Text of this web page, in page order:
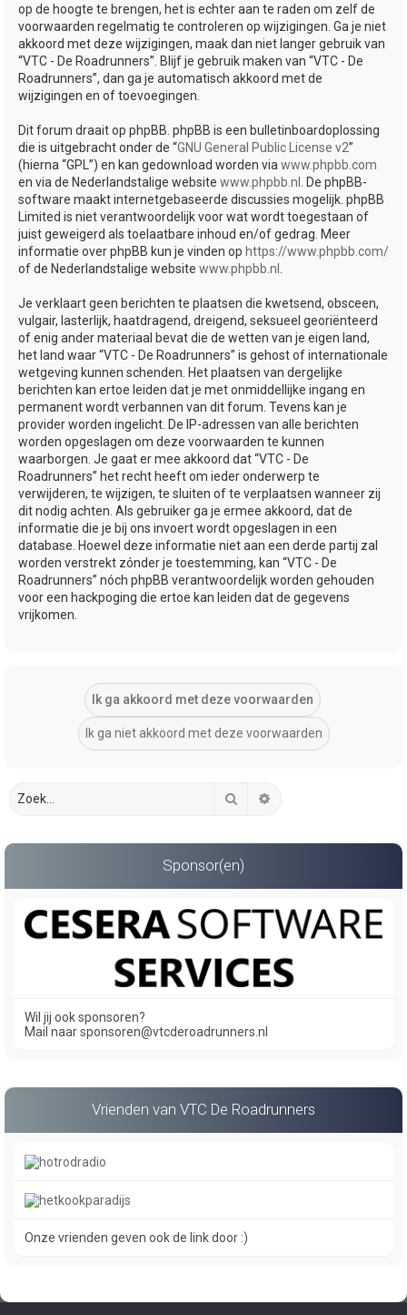
op de hoogte te brengen, het is echter aan te raden om zelf de
voorwaarden regelmatig te controleren op wijzigingen. Ga je niet
akkoord met deze wijzigingen, maak dan niet langer gebruik van
“VTC - De Roadrunners”. Blijf je gebruik maken van “VTC - De
Roadrunners”, dan ga je automatisch akkoord met de
wijzigingen en of toevoegingen.
Dit forum draait op phpBB. phpBB is een bulletinboardoplossing
die is uitgebracht onder de “GNU General Public License v2”
(hierna “GPL”) en kan gedownload worden via www.phpbb.com
en via de Nederlandstalige website www.phpbb.nl . De phpBB-
software maakt internetgebaseerde discussies mogelijk. phpBB
Limited is niet verantwoordelijk voor wat wordt toegestaan of
juist geweigerd als toelaatbare inhoud en/of gedrag. Meer
informatie over phpBB kun je vinden op https://www.phpbb.com/
of de Nederlandstalige website www.phpbb.nl
Je verklaart geen berichten te plaatsen die kwetsend, obsceen,
vulgair, lasterlijk, haatdragend, dreigend, seksueel georiënteerd
of enig ander materiaal bevat die de wetten van je eigen land,
het land waar “VTC - De Roadrunners” is gehost of internationale
wetgeving kunnen schenden. Het plaatsen van dergelijke
berichten kan ertoe leiden dat je met onmiddellijke ingang en
permanent wordt verbannen van dit forum. Tevens kan je
provider worden ingelicht. De IP-adressen van alle berichten
worden opgeslagen om deze voorwaarden te kunnen
waarborgen. Je gaat er mee akkoord dat “VTC - De
Roadrunners” het recht heeft om ieder onderwerp te
verwijderen, te wijzigen, te sluiten of te verplaatsen wanneer zij
dit nodig achten. Als gebruiker ga je ermee akkoord, dat de
informatie die je bij ons invoert wordt opgeslagen in een
database. Hoewel deze informatie niet aan een derde partij zal
worden verstrekt zónder je toestemming, kan “VTC - De
Roadrunners” nóch phpBB verantwoordelijk worden gehouden
voor een hackpoging die ertoe kan leiden dat de gegevens
vrijkomen.
Zoek
Sponsor(en)
Wil jij ook sponsoren?
Mail naar sponsoren@vtcderoadrunners.nl
Vrienden van VTC De Roadrunners
Onze vrienden geven ook de link door :)